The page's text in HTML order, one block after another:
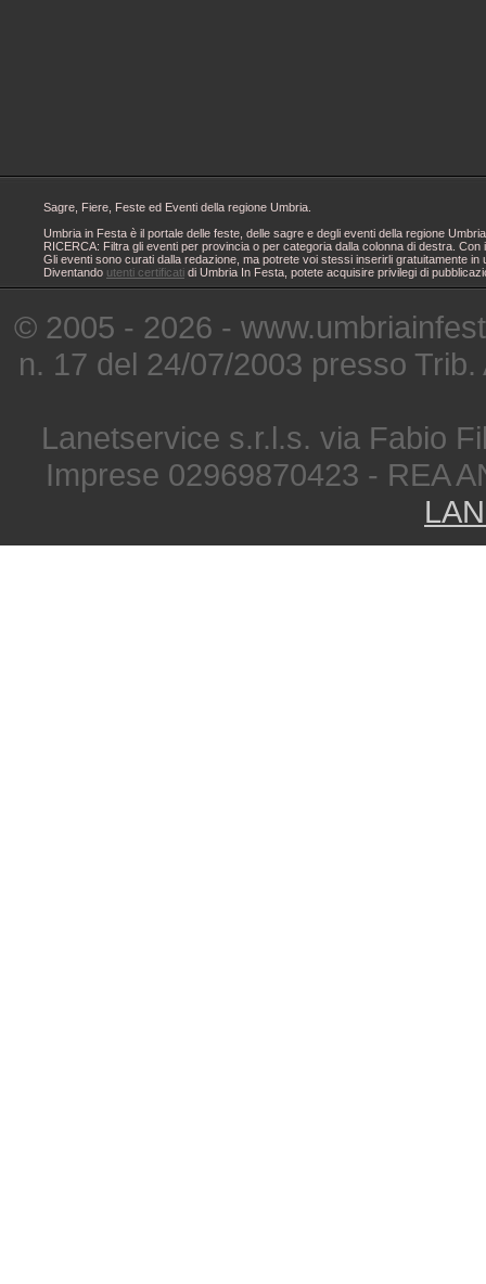
Sagre, Fiere, Feste ed Eventi della regione Umbria.
Umbria in Festa è il portale delle feste, delle sagre e degli eventi della regione
RICERCA: Filtra gli eventi per provincia o per categoria dalla colonna di destra.
Gli eventi sono curati dalla redazione, ma potrete voi stessi inserirli gratuitamente
Diventando utenti certificati di Umbria In Festa, potete acquisire privilegi di
© 2005 - 2026 -
n. 17 del 24/07/2003 presso
Lanetservice s.r.l.s. via Fabio
Imprese 02969870423 - REA